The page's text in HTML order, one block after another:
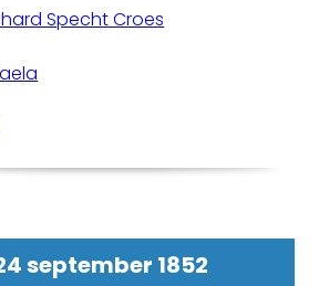
Specht Croes
september 1852